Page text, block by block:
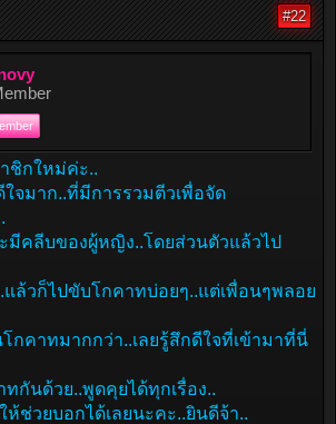
#22
ชิกใหม่ค่ะ..
จมาก..ที่มีการรวมตีวเพื่อจัด
มีคลีบของผู้หญิง..โดยส่วนตัวแล้วไป
แล้วก็ไปขับโกคาทบ่อยๆ..แต่เพื่อนๆพลอย
กคาทมากกว่า..เลยรู้สึกดีใจที่เข้ามาที่นี่
กันด้วย..พูดคุยได้ทุกเรื่อง..
ห้ช่วยบอกได้เลยนะคะ..ยินดีจ้า..